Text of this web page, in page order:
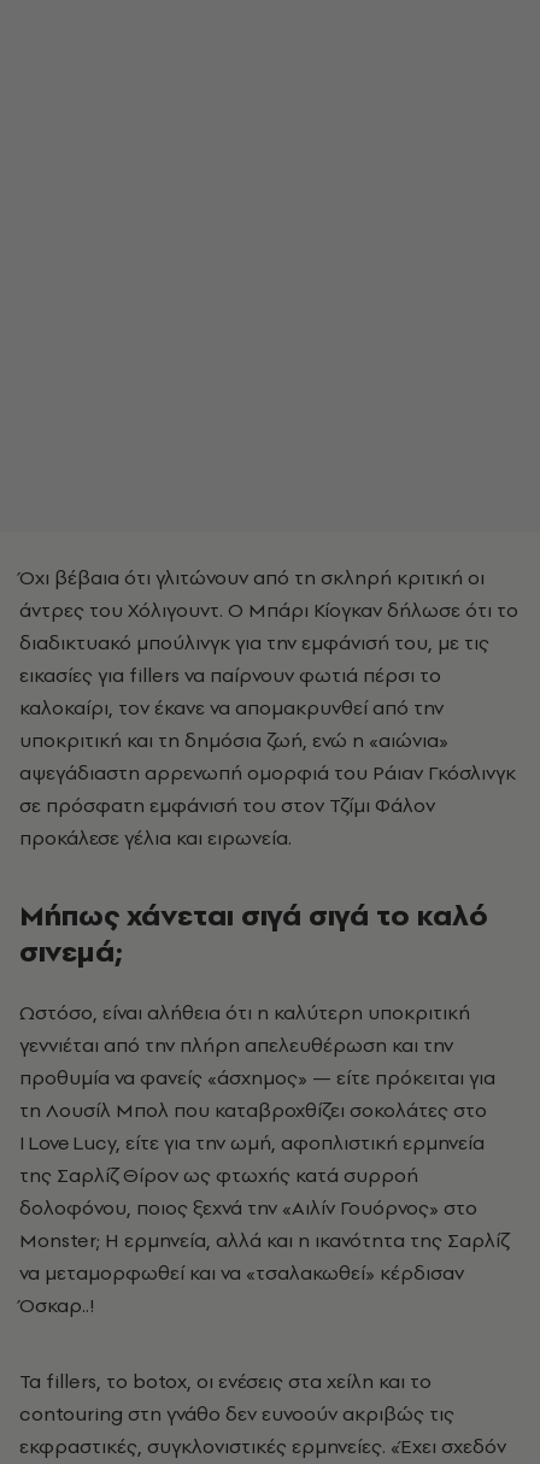
Όχι βέβαια ότι γλιτώνουν από τη σκληρή κριτική οι
άντρες του Χόλιγουντ. Ο Μπάρι Κίογκαν δήλωσε ότι το
διαδικτυακό μπούλινγκ για την εμφάνισή του, με τις
εικασίες για fillers να παίρνουν φωτιά πέρσι το
καλοκαίρι, τον έκανε να απομακρυνθεί από την
υποκριτική και τη δημόσια ζωή, ενώ η «αιώνια»
αψεγάδιαστη αρρενωπή ομορφιά του Ράιαν Γκόσλινγκ
σε πρόσφατη εμφάνισή του στον Τζίμι Φάλον
προκάλεσε γέλια και ειρωνεία.
Μήπως χάνεται σιγά σιγά το καλό
σινεμά;
Ωστόσο, είναι αλήθεια ότι η καλύτερη υποκριτική
γεννιέται από την πλήρη απελευθέρωση και την
προθυμία να φανείς «άσχημος» — είτε πρόκειται για
τη Λουσίλ Μπολ που καταβροχθίζει σοκολάτες στο
I Love Lucy, είτε για την ωμή, αφοπλιστική ερμηνεία
της Σαρλίζ Θίρον ως φτωχής κατά συρροή
δολοφόνου, ποιος ξεχνά την «Αιλίν Γουόρνος» στο
Monster; Η ερμηνεία, αλλά και η ικανότητα της Σαρλίζ
να μεταμορφωθεί και να «τσαλακωθεί» κέρδισαν
Όσκαρ..!
Τα fillers, το botox, οι ενέσεις στα χείλη και το
contouring στη γνάθο δεν ευνοούν ακριβώς τις
εκφραστικές, συγκλονιστικές ερμηνείες. «Έχει σχεδόν